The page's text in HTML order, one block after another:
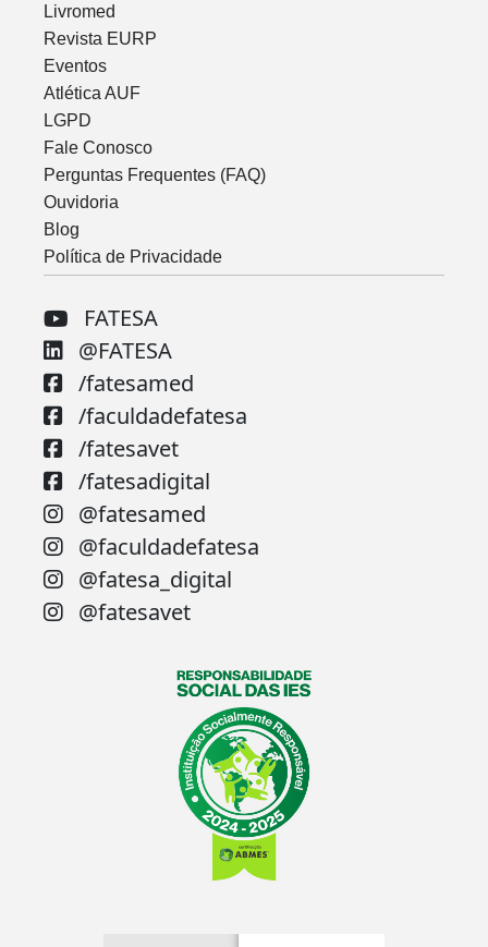
Livromed
Revista EURP
Eventos
Atlética AUF
LGPD
Fale Conosco
Perguntas Frequentes (FAQ)
Ouvidoria
Blog
Política de Privacidade
FATESA
@FATESA
/fatesamed
/faculdadefatesa
/fatesavet
/fatesadigital
@fatesamed
@faculdadefatesa
@fatesa_digital
@fatesavet